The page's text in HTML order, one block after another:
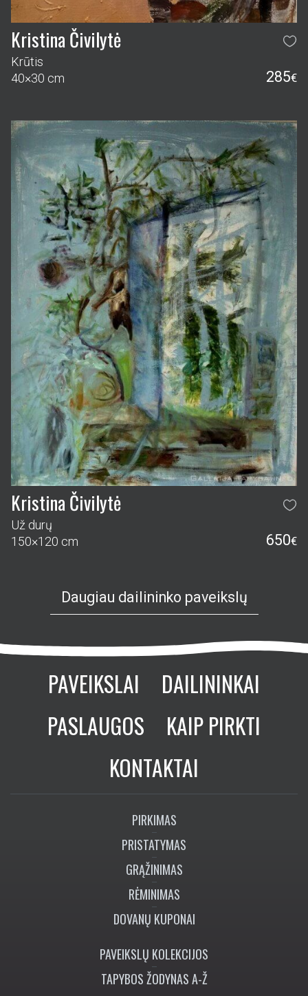
Kristina Čivilytė
Krūtis
40×30 cm
285€
Kristina Čivilytė
Už durų
150×120 cm
650€
Daugiau dailininko paveikslų
PAVEIKSLAI
DAILININKAI
PASLAUGOS
KAIP PIRKTI
KONTAKTAI
PIRKIMAS
PRISTATYMAS
GRĄŽINIMAS
RĖMINIMAS
DOVANŲ KUPONAI
PAVEIKSLŲ KOLEKCIJOS
TAPYBOS ŽODYNAS A-Ž